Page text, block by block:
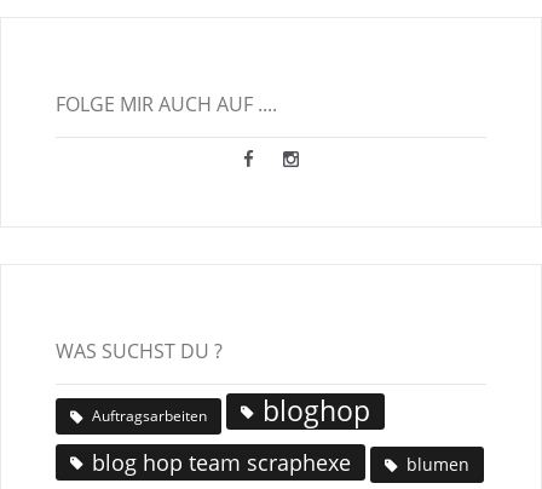
FOLGE MIR AUCH AUF ....
WAS SUCHST DU ?
Auftragsarbeiten bloghop
blog hop team scraphexe blumen